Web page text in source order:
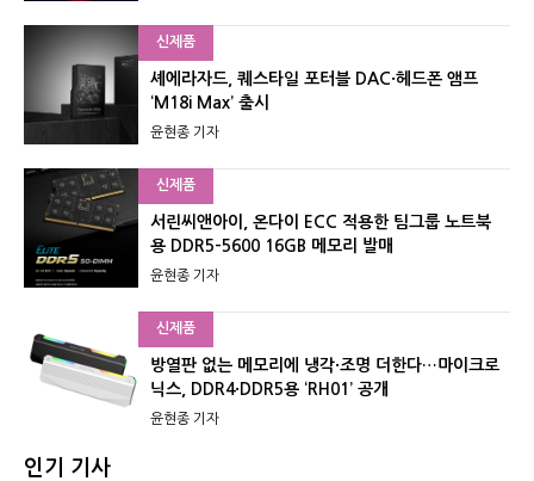
신제품
셰에라자드, 퀘스타일 포터블 DAC·헤드폰 앰프
‘M18i Max’ 출시
윤현종 기자
신제품
서린씨앤아이, 온다이 ECC 적용한 팀그룹 노트북
용 DDR5-5600 16GB 메모리 발매
윤현종 기자
신제품
방열판 없는 메모리에 냉각·조명 더한다…마이크로
닉스, DDR4·DDR5용 ‘RH01’ 공개
윤현종 기자
인기 기사